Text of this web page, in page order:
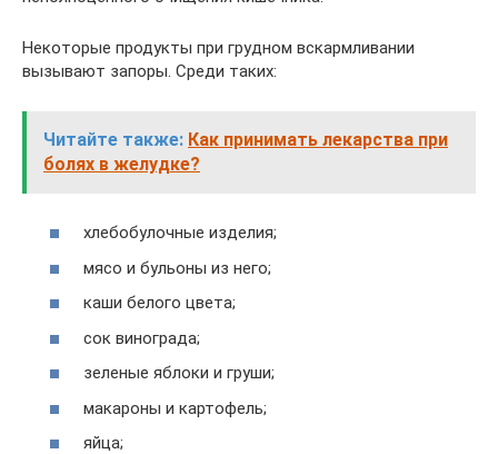
Некоторые продукты при грудном вскармливании
вызывают запоры. Среди таких:
Читайте также: Как принимать лекарства при
болях в желудке?
хлебобулочные изделия;
мясо и бульоны из него;
каши белого цвета;
сок винограда;
зеленые яблоки и груши;
макароны и картофель;
яйца;